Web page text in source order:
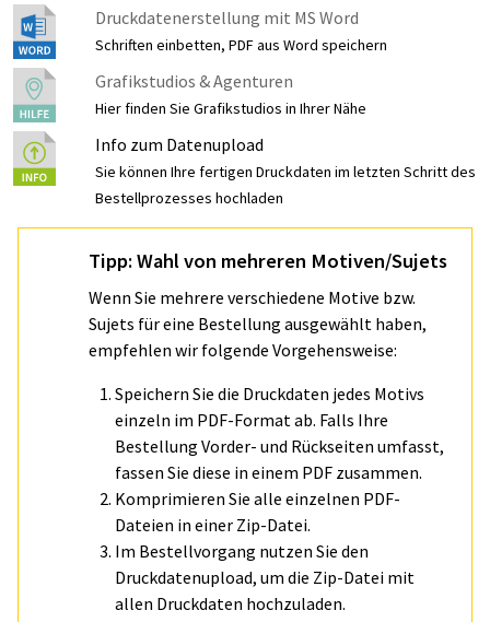
Druckdatenerstellung mit MS Word
Schriften einbetten, PDF aus Word speichern
Grafikstudios & Agenturen
Hier finden Sie Grafikstudios in Ihrer Nähe
Info zum Datenupload
Sie können Ihre fertigen Druckdaten im letzten Schritt des
Bestellprozesses hochladen
Tipp: Wahl von mehreren Motiven/Sujets
Wenn Sie mehrere verschiedene Motive bzw.
Sujets für eine Bestellung ausgewählt haben,
empfehlen wir folgende Vorgehensweise:
Speichern Sie die Druckdaten jedes Motivs
einzeln im PDF-Format ab. Falls Ihre
Bestellung Vorder- und Rückseiten umfasst,
fassen Sie diese in einem PDF zusammen.
Komprimieren Sie alle einzelnen PDF-
Dateien in einer Zip-Datei.
Im Bestellvorgang nutzen Sie den
Druckdatenupload, um die Zip-Datei mit
allen Druckdaten hochzuladen.